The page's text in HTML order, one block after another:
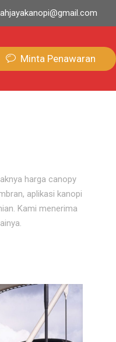
Minta Penawaran
harga canopy
aplikasi kanopi
Kami menerima